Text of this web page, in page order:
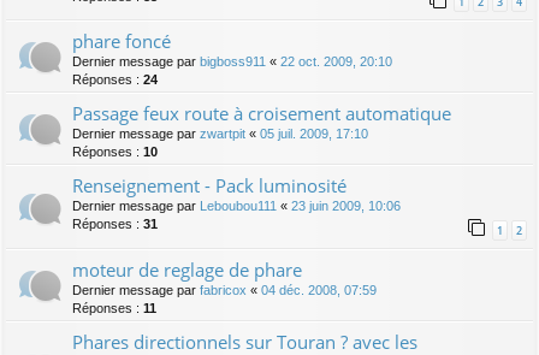
phare foncé
Dernier message par bigboss911 « 22 oct. 2009, 20:10
Réponses : 24
Passage feux route à croisement automatique
Dernier message par zwartpit « 05 juil. 2009, 17:10
Réponses : 10
Renseignement - Pack luminosité
Dernier message par Leboubou111 « 23 juin 2009, 10:06
Réponses : 31 1 2
moteur de reglage de phare
Dernier message par fabricox « 04 déc. 2008, 07:59
Réponses : 11
Phares directionnels sur Touran ? avec les